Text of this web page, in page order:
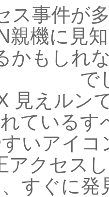
ス事件が
親機に見
かもしれ
で
見えルン
ているす
いアイコ
アクセス
すぐに